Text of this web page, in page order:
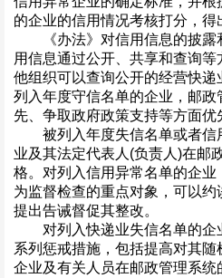
的企业的信用情况考核打分，得
《办法》对信用信息的披露
用信息通过公开、共享和查询
他组织可以查询公开的经营快
列入年度守信名单的企业，邮
先、争取政府政策支持等方面优
被列入年度失信名单或者信
业及其法定代表人(负责人)在邮
格。对列入信用异常名单的企
为监督检查的重点对象，可以约
提出告诫督促其整改。
对列入快递业失信名单的企
系列惩戒措施，包括提高对其
企业及有关人员在邮政管理系统